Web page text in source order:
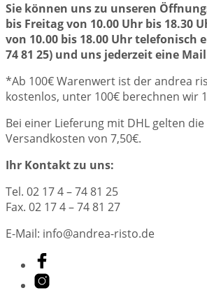
Sie können uns zu unseren
bis Freitag von 10.00 Uhr bis 18.30
von 10.00 bis 18.00 Uhr telefonisch
74 81 25) und uns jederzeit eine
*Ab 100€ Warenwert ist der andrea
kostenlos, unter 100€ berechnen wir
Bei einer Lieferung mit DHL gelten
Versandkosten von 7,50€.
Ihr Kontakt zu uns:
Tel. 02 17 4 – 74 81 25
Fax. 02 17 4 – 74 81 27
E-Mail: info@andrea-risto.de